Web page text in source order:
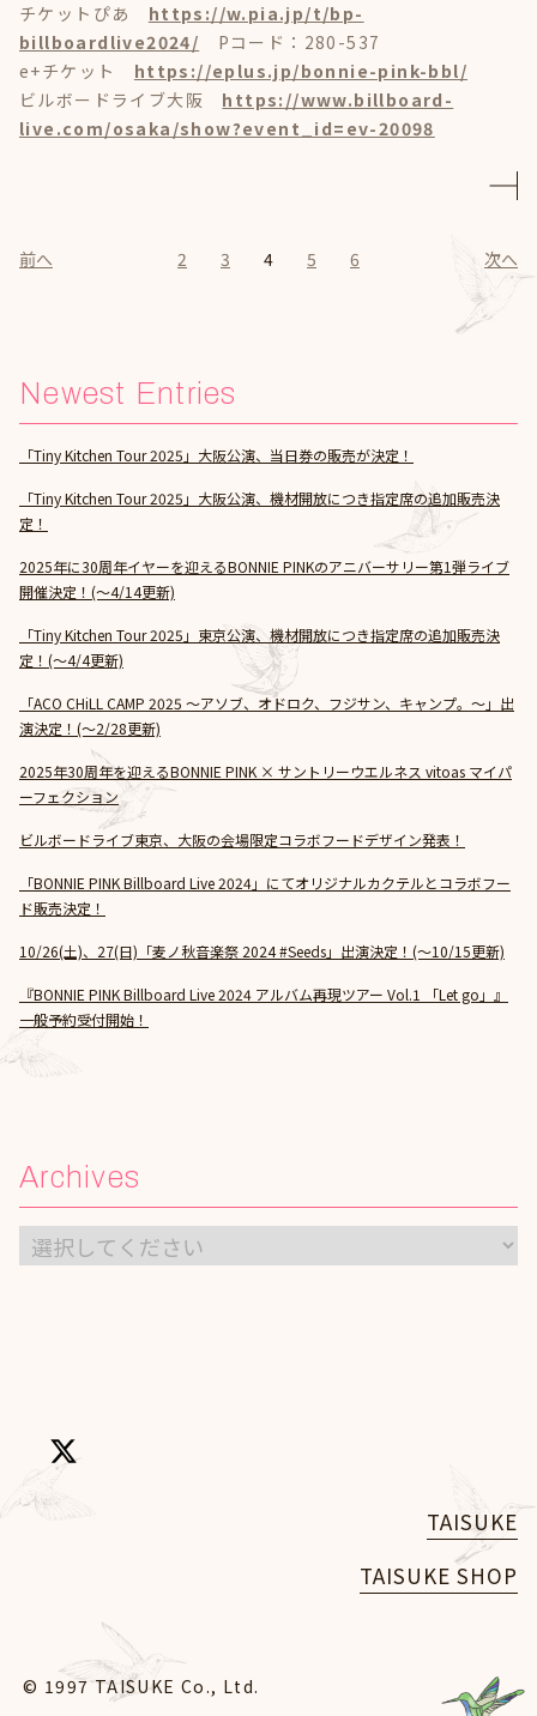
チケットぴあ https://w.pia.jp/t/bp-
billboardlive2024/ Pコード：280-537
e+チケット https://eplus.jp/bonnie-pink-bbl/
ビルボードライブ大阪 https://www.billboard-
live.com/osaka/show?event_id=ev-20098
前へ 2 3 4 5 6 次へ
Newest Entries
「Tiny Kitchen Tour 2025」大阪公演、当日券の販売が決定！
「Tiny Kitchen Tour 2025」大阪公演、機材開放につき指定席の追加販売決
定！
2025年に30周年イヤーを迎えるBONNIE PINKのアニバーサリー第1弾ライブ
開催決定！(～4/14更新)
「Tiny Kitchen Tour 2025」東京公演、機材開放につき指定席の追加販売決
定！(～4/4更新)
「ACO CHiLL CAMP 2025 〜アソブ、オドロク、フジサン、キャンプ。〜」出
演決定！(～2/28更新)
2025年30周年を迎えるBONNIE PINK × サントリーウエルネス vitoas マイパ
ーフェクション
ビルボードライブ東京、大阪の会場限定コラボフードデザイン発表！
「BONNIE PINK Billboard Live 2024」にてオリジナルカクテルとコラボフー
ド販売決定！
10/26(土)、27(日)「麦ノ秋音楽祭 2024 #Seeds」出演決定！(～10/15更新)
『BONNIE PINK Billboard Live 2024 アルバム再現ツアー Vol.1 「Let go」』
一般予約受付開始！
Archives
TAISUKE
TAISUKE SHOP
© 1997 TAISUKE Co., Ltd.